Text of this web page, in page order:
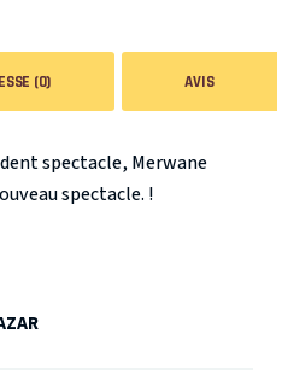
(0) AVIS
spectacle, Merwane
spectacle. !
sur France Inter dans
(Spectacle recommandé à